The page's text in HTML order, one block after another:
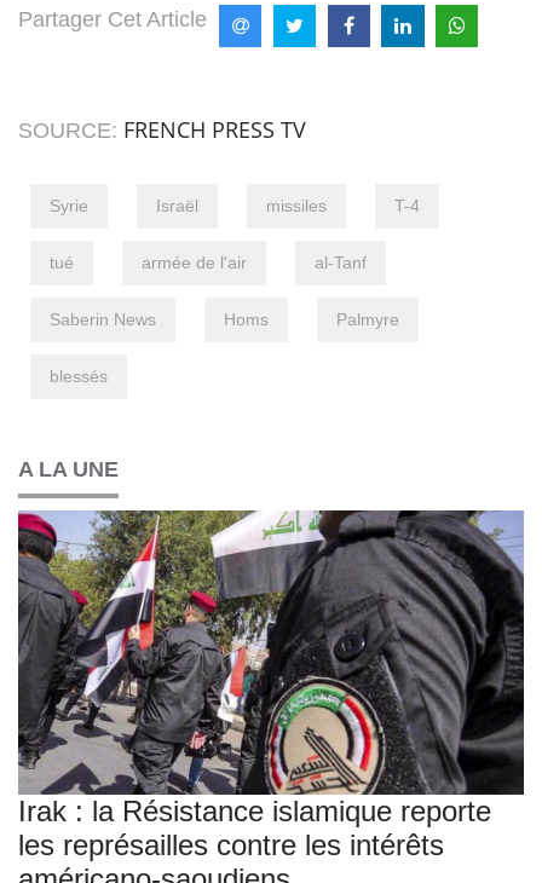
Partager Cet Article
SOURCE: FRENCH PRESS TV
Syrie Israël missiles T-4
tué armée de l'air al-Tanf
Saberin News Homs Palmyre
blessés
A LA UNE
Irak : la Résistance islamique reporte
les représailles contre les intérêts